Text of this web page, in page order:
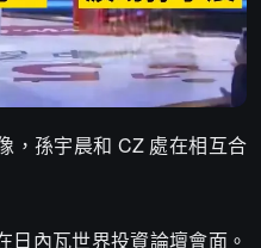
，孫宇晨和 CZ 處在相互合
日內瓦世界投資論壇會面。